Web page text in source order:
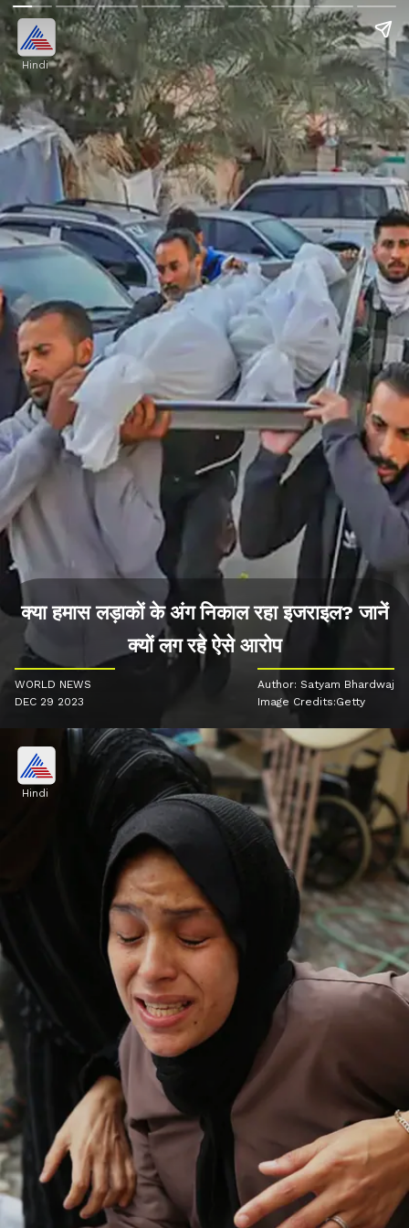
Hindi
क्या हमास लड़ाकों के अंग निकाल रहा इजराइल? जानें
क्यों लग रहे ऐसे आरोप
WORLD NEWS
DEC 29 2023
Author: Satyam Bhardwaj
Image Credits:Getty
Hindi